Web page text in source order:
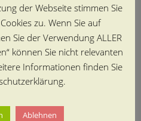
der Webseite stimmen Sie
zu. Wenn Sie auf
Sie der Verwendung ALLER
können Sie nicht relevanten
Informationen finden Sie
Ablehnen